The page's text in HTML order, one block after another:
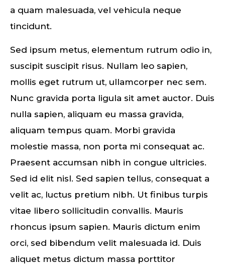
a quam malesuada, vel vehicula neque
tincidunt.
Sed ipsum metus, elementum rutrum odio in,
suscipit suscipit risus. Nullam leo sapien,
mollis eget rutrum ut, ullamcorper nec sem.
Nunc gravida porta ligula sit amet auctor. Duis
nulla sapien, aliquam eu massa gravida,
aliquam tempus quam. Morbi gravida
molestie massa, non porta mi consequat ac.
Praesent accumsan nibh in congue ultricies.
Sed id elit nisl. Sed sapien tellus, consequat a
velit ac, luctus pretium nibh. Ut finibus turpis
vitae libero sollicitudin convallis. Mauris
rhoncus ipsum sapien. Mauris dictum enim
orci, sed bibendum velit malesuada id. Duis
aliquet metus dictum massa porttitor